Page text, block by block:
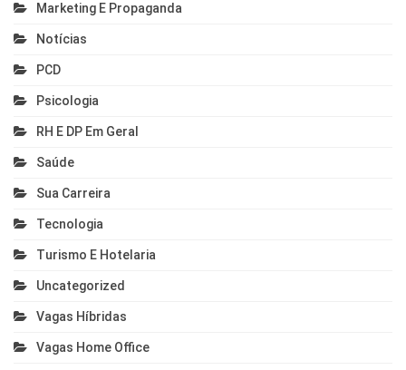
Marketing E Propaganda
Notícias
PCD
Psicologia
RH E DP Em Geral
Saúde
Sua Carreira
Tecnologia
Turismo E Hotelaria
Uncategorized
Vagas Híbridas
Vagas Home Office